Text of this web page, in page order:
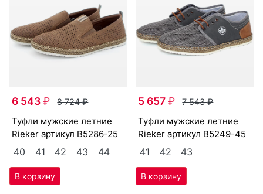
6 543₽ 8 724₽
туф­ли мужс­кие лет­ние
Ri­eker артикул B5286-25
40 41 42 43 44
5 657₽ 7 543₽
туф­ли мужс­кие лет­ние
Ri­eker артикул B5249-45
41 42 43